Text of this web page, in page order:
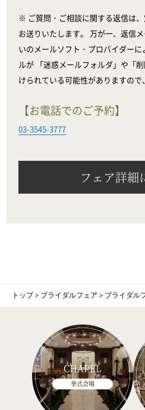
※ ご質問・ご相談に関する返信は
お送りいたします。 万が一、返信
いのメールソフト・プロバイダー
ルが 「迷惑メールフォルダ」や「
けられている可能性がありますので
【お電話でのご予約】
03-3545-3777
フェア詳細
トップ＞ ブライダルフェア ＞ ブライダル
CHAPEL
挙式会場